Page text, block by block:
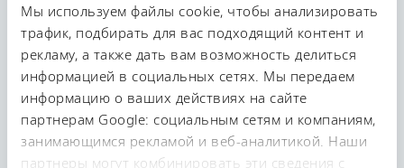
Мы используем файлы cookie, чтобы анализировать
трафик, подбирать для вас подходящий контент и
рекламу, а также дать вам возможность делиться
информацией в социальных сетях. Мы передаем
информацию о ваших действиях на сайте
партнерам Google: социальным сетям и компаниям,
занимающимся рекламой и веб-аналитикой. Наши
партнеры могут комбинировать эти сведения с
Постоянство температурного режима
0,01 ± K